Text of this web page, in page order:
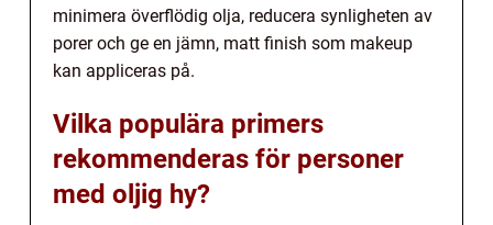
minimera överflödig olja, reducera synligheten av
porer och ge en jämn, matt finish som makeup
kan appliceras på.
Vilka populära primers
rekommenderas för personer
med oljig hy?